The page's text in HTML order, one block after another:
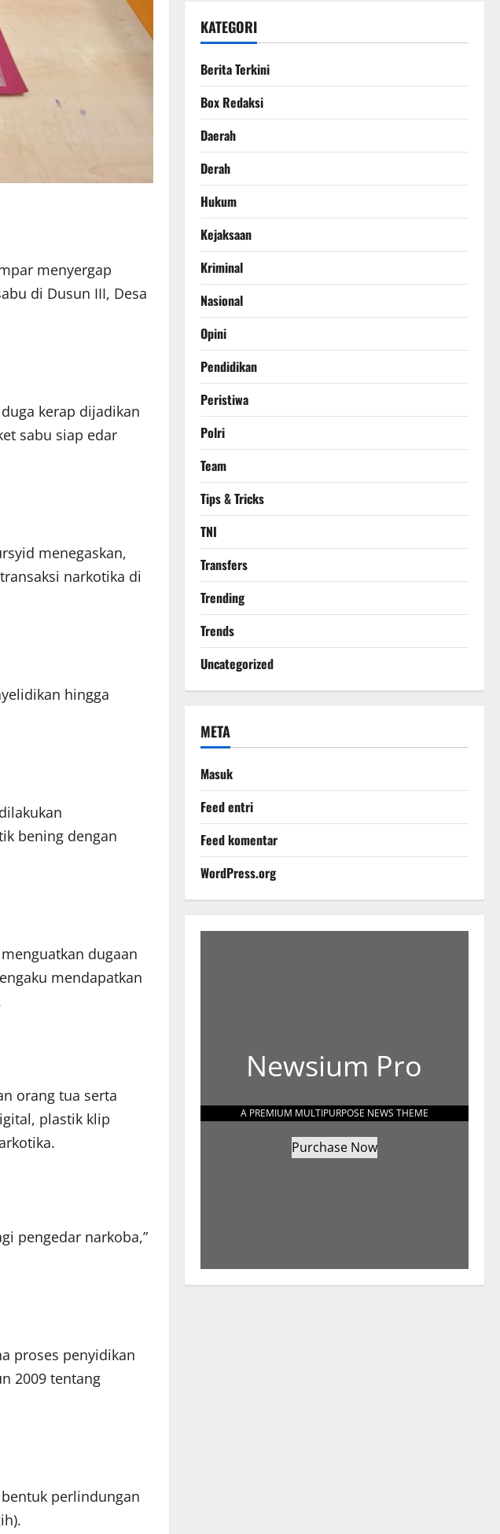
menyergap
di Dusun III, Desa
kerap dijadikan
sabu siap edar
menegaskan,
narkotika di
hingga
bening dengan
dugaan
mendapatkan
orang tua serta
plastik klip
pengedar narkoba,”
proses penyidikan
2009 tentang
perlindungan
KATEGORI
Berita Terkini
Box Redaksi
Daerah
Derah
Hukum
Kejaksaan
Kriminal
Nasional
Opini
Pendidikan
Peristiwa
Polri
Team
Tips & Tricks
TNI
Transfers
Trending
Trends
Uncategorized
META
Masuk
Feed entri
Feed komentar
WordPress.org
Newsium Pro
A PREMIUM MULTIPURPOSE NEWS THEME
Purchase Now